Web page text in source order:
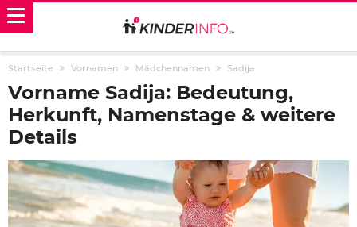
Startseite Vornamen Mädchennamen Sadija
Vorname Sadija: Bedeutung,
Herkunft, Namenstage & weitere
Details